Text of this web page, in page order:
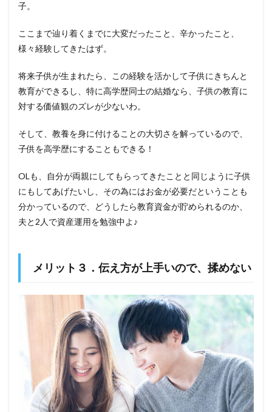
子。
ここまで辿り着くまでに大変だったこと、辛かったこと、
様々経験してきたはず。
将来子供が生まれたら、この経験を活かして子供にきちんと
教育ができるし、特に高学歴同士の結婚なら、子供の教育に
対する価値観のズレが少ないわ。
そして、教養を身に付けることの大切さを解っているので、
子供を高学歴にすることもできる！
OLも、自分が両親にしてもらってきたことと同じように子供
にもしてあげたいし、その為にはお金が必要だということも
分かっているので、どうしたら教育資金が貯められるのか、
夫と2人で資産運用を勉強中よ♪
メリット３．伝え方が上手いので、揉めない